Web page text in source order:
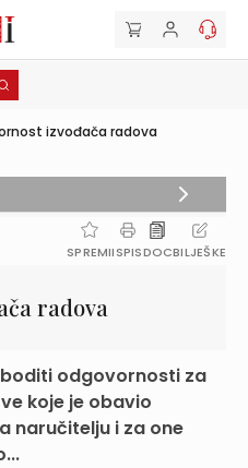
izvođača radova
SPREMIISPISDOCBILJEŠKE
radova
odgovornosti za
koje je obavio
naručitelju i za one